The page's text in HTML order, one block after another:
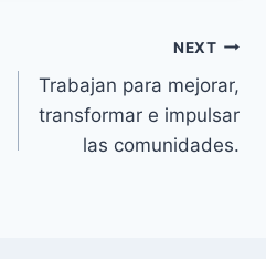
NEXT
Trabajan para mejorar,
transformar e impulsar
las comunidades.